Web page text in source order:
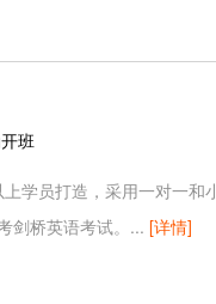
班
学员打造，采用一对一和
剑桥英语考试。... [详情]